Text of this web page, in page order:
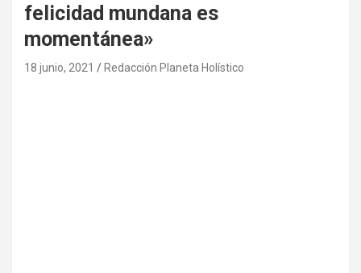
felicidad mundana es
momentánea»
18 junio, 2021 Redacción Planeta Holístico